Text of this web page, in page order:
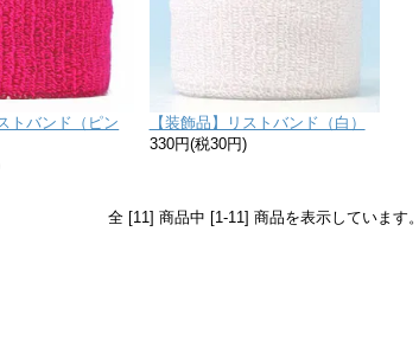
トバンド（ピン
【装飾品】リストバンド（白）
330円(税30円)
全 [11] 商品中 [1-11] 商品を表示しています